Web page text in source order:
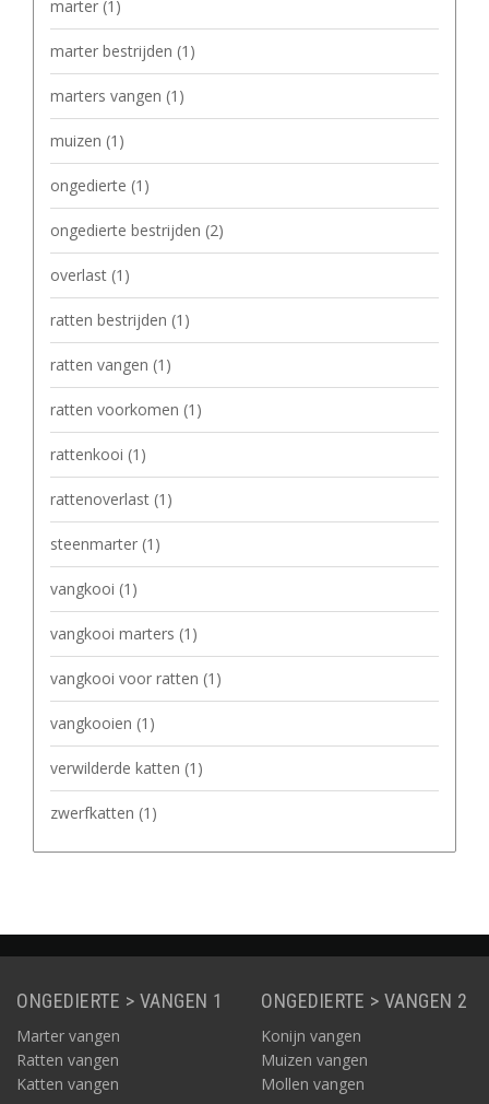
marter (1)
marter bestrijden (1)
marters vangen (1)
muizen (1)
ongedierte (1)
ongedierte bestrijden (2)
overlast (1)
ratten bestrijden (1)
ratten vangen (1)
ratten voorkomen (1)
rattenkooi (1)
rattenoverlast (1)
steenmarter (1)
vangkooi (1)
vangkooi marters (1)
vangkooi voor ratten (1)
vangkooien (1)
verwilderde katten (1)
zwerfkatten (1)
ONGEDIERTE > VANGEN 1
Marter vangen
Ratten vangen
Katten vangen
ONGEDIERTE > VANGEN 2
Konijn vangen
Muizen vangen
Mollen vangen